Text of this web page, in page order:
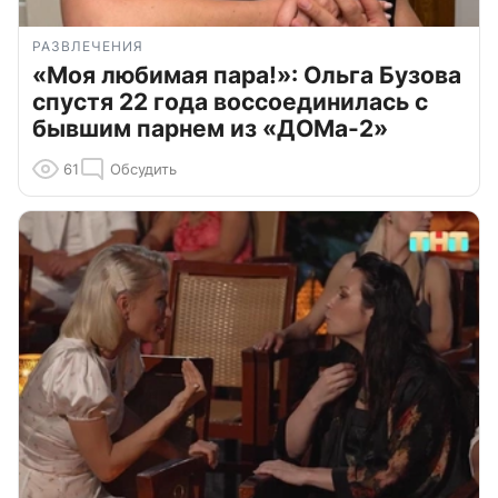
РАЗВЛЕЧЕНИЯ
«Моя любимая пара!»: Ольга Бузова
спустя 22 года воссоединилась с
бывшим парнем из «ДОМа-2»
61 Обсудить